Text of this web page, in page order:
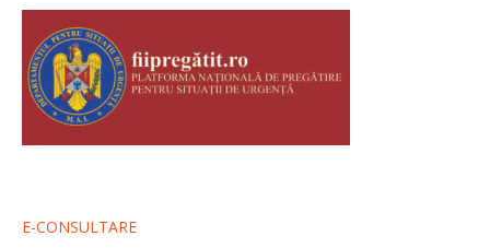
E-CONSULTARE